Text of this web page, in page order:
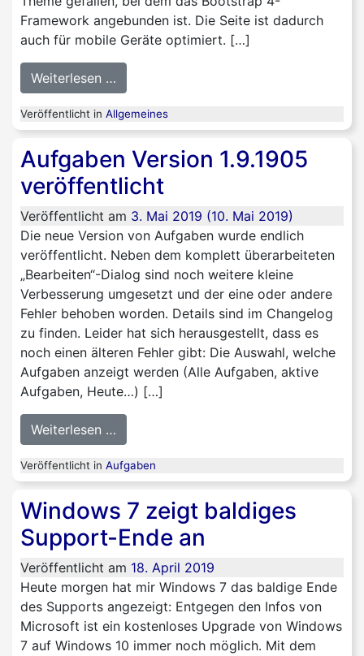
Framework angebunden ist. Die Seite ist dadurch
auch für mobile Geräte optimiert. […]
Weiterlesen …
Veröffentlicht in Allgemeines
Aufgaben Version 1.9.1905
veröffentlicht
Veröffentlicht am 3. Mai 2019 (10. Mai 2019)
Die neue Version von Aufgaben wurde endlich
veröffentlicht. Neben dem komplett überarbeiteten
„Bearbeiten“-Dialog sind noch weitere kleine
Verbesserung umgesetzt und der eine oder andere
Fehler behoben worden. Details sind im Changelog
zu finden. Leider hat sich herausgestellt, dass es
noch einen älteren Fehler gibt: Die Auswahl, welche
Aufgaben anzeigt werden (Alle Aufgaben, aktive
Aufgaben, Heute…) […]
Weiterlesen …
Veröffentlicht in Aufgaben
Windows 7 zeigt baldiges
Support-Ende an
Veröffentlicht am 18. April 2019
Heute morgen hat mir Windows 7 das baldige Ende
des Supports angezeigt: Entgegen den Infos von
Microsoft ist ein kostenloses Upgrade von Windows
7 auf Windows 10 immer noch möglich. Mit dem